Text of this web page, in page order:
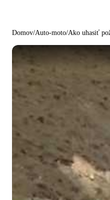
Domov/Auto-moto/Ako uhasiť